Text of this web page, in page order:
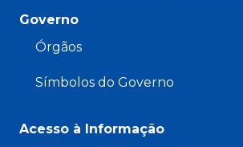
Governo
Órgãos
Símbolos do Governo
Acesso à Informação